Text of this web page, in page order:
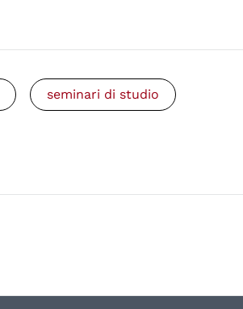
seminari di studio